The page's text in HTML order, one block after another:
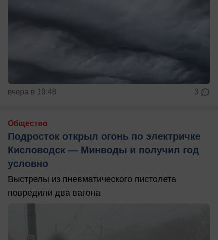
вчера в 19:48 3
Общество
Подросток открыл огонь по электричке
Кисловодск — Минводы и получил год
условно
Выстрелы из пневматического пистолета
повредили два вагона